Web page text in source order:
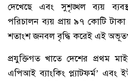
দেখেছে এবং সুশৃঙ্খল ব্যয়
পরিচালন ব্যয় প্রায় ৯৭ কোটি টাকা
শতাংশ জনবল বৃদ্ধি করেই এই
প্রযুক্তিগত খাতে দেশের প্রথম
এপিআই ব্যাংকিং প্ল্যাটফর্ম’ এবং